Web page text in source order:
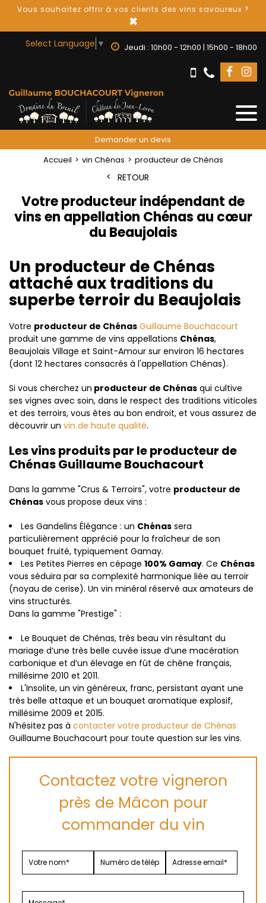
Vous souhaitez offrir à vos clients des vins savoureux ?
×
Select Language ▼ Jeudi : 10h00 - 12h00 | 15h00 - 18h00
Demander un devis
Accueil
vin Chénas producteur de Chénas
RETOUR
Votre producteur indépendant de
vins en appellation Chénas au cœur
du Beaujolais
Un producteur de Chénas
attaché aux traditions du
superbe terroir du Beaujolais
Votre producteur de Chénas Guillaume Bouchacourt
produit une gamme de vins appellations Chénas,
Beaujolais Village et Saint-Amour sur environ 16 hectares
(dont 12 hectares consacrés à l'appellation Chénas).
Si vous cherchez un producteur de Chénas qui cultive
ses vignes avec soin, dans le respect des traditions viticoles
et des terroirs, vous êtes au bon endroit, et vous assurez de
découvrir un vin de haute qualité.
Les vins produits par le producteur de
Chénas Guillaume Bouchacourt
Dans la gamme "Crus & Terroirs", votre producteur de
Chénas vous propose deux vins :
Les Gandelins Élégance : un Chénas sera
particulièrement apprécié pour la fraîcheur de son
bouquet fruité, typiquement Gamay.
Les Petites Pierres en cépage 100% Gamay. Ce Chénas
vous séduira par sa complexité harmonique liée au terroir
(noyau de cerise). Un vin minéral réservé aux amateurs de
vins structurés.
Dans la gamme "Prestige" :
Le Bouquet de Chénas, très beau vin résultant du
mariage d’une très belle cuvée issue d’une macération
carbonique et d’un élevage en fût de chêne français,
millésime 2010 et 2011.
L'Insolite, un vin généreux, franc, persistant ayant une
très belle attaque et un bouquet aromatique explosif,
millésime 2009 et 2015.
N'hésitez pas à contacter votre producteur de Chénas
Guillaume Bouchacourt pour toute question sur les vins.
Contactez votre vigneron
près de Mâcon pour
commander du vin